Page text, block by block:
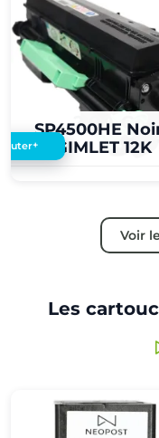
SP4500HE
GIMLET 12K
2,00 €
+
Voir
Les